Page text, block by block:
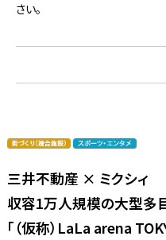
さい。
三井不動産 × ミクシィ
収容1万人規模の大型多
「（仮称）LaLa arena